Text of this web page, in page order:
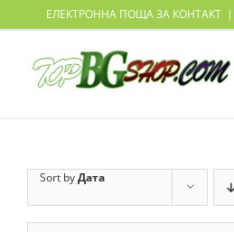
ЕЛЕКТРОННА ПОЩА ЗА КОНТАКТ |
Sort byДата